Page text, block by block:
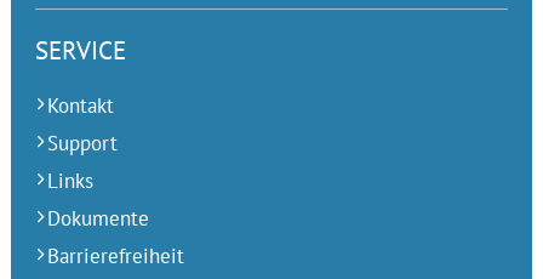
SERVICE
Kontakt
Support
Links
Dokumente
Barrierefreiheit